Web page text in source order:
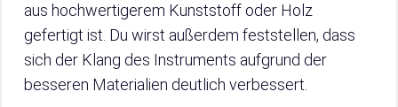
aus hochwertigerem Kunststoff oder Holz
gefertigt ist. Du wirst außerdem feststellen, dass
sich der Klang des Instruments aufgrund der
besseren Materialien deutlich verbessert.